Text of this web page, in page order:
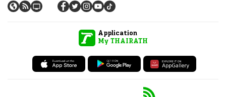
Application
My THAIRATH